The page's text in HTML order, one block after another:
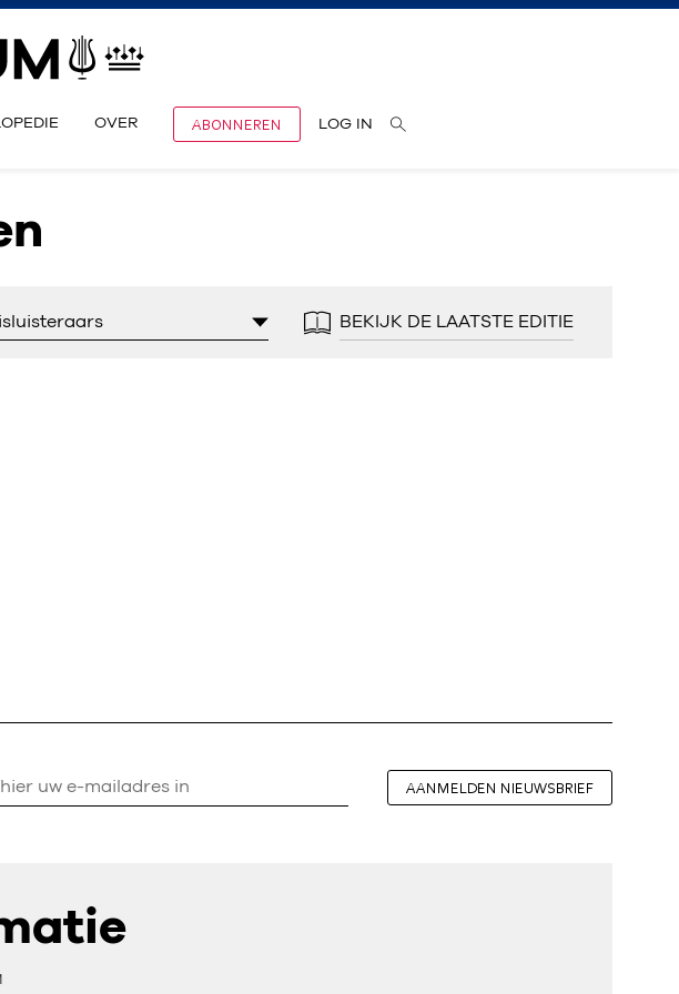
OVER ABONNEREN LOG IN
BEKIJK DE LAATSTE EDITIE
AANMELDEN NIEUWSBRIEF